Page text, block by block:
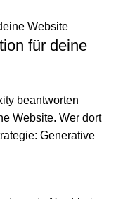
für deine
beantworten
Website. Wer dort
Generative